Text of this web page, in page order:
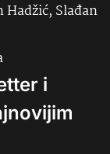
Slađan
i